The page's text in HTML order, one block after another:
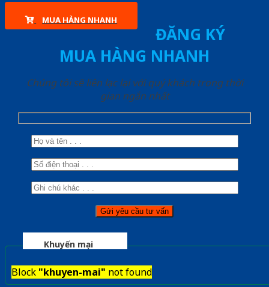
MUA HÀNG NHANH
ĐĂNG KÝ
MUA HÀNG NHANH
Chúng tôi sẽ liên lạc lại với quý khách trong thời
gian ngắn nhất
Khuyến mại
Block "khuyen-mai" not found